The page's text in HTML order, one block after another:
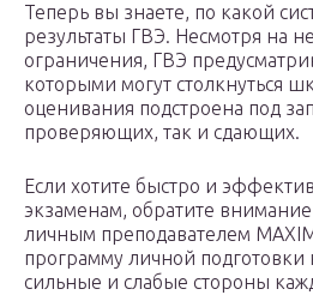
Теперь вы знаете, по какой
результаты ГВЭ. Несмотря на
ограничения, ГВЭ
которыми могут столкнуться
оценивания подстроена под
проверяющих, так и сдающих.
Если хотите быстро и
экзаменам, обратите
личным преподавателем
программу личной подготовки
сильные и слабые стороны